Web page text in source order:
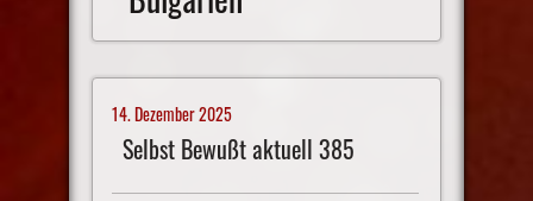
14. Dezember 2025
Selbst Bewußt aktuell 385